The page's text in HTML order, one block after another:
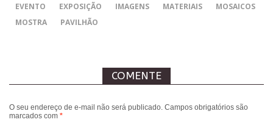
EVENTO
EXPOSIÇÃO IMAGENS MATERIAIS
MOSAICOS
MOSTRA
PAVILHÃO
COMENTE
O seu endereço de e-mail não será publicado. Campos obrigatórios são
marcados com *